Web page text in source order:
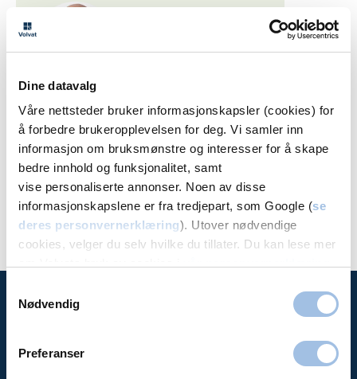
Dine datavalg
Våre nettsteder bruker informasjonskapsler (cookies) for
å forbedre brukeropplevelsen for deg. Vi samler inn
informasjon om bruksmønstre og interesser for å skape
bedre innhold og funksjonalitet, samt
vise personaliserte annonser. Noen av disse
informasjonskapslene er fra tredjepart, som Google (se
deres personvernerklæring). Utover nødvendige
cookies, velger du selv hvilke du tillater. Du kan lese mer
Nødvendig
Preferanser
John Olav Stokke
Spesialist i Ortopedi
Volvat Stavanger, Volvat Stokkan
oss